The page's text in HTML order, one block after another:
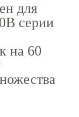
для
серии
на 60